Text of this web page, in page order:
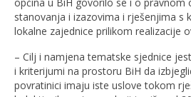
stanovanja i izazovima i rješenjima s
lokalne zajednice prilikom realizacije
– Cilj i namjena tematske sjednice
i kriterijumi na prostoru BiH da
povratinici imaju iste uslove tokom